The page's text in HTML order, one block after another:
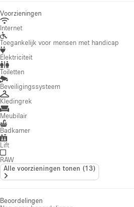
Voorzieningen
Internet
Toegankelijk voor mensen met handicap
Elektriciteit
Toiletten
Beveiligingssysteem
Kledingrek
Meubilair
Badkamer
Lift
RAW
Alle voorzieningen tonen (13)
Beoordelingen